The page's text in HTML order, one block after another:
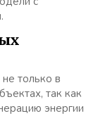
только в
так как
энергии